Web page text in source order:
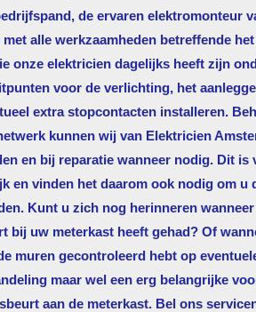
de ervaren elektromonteur
met alle werkzaamheden betreffende
onze elektricien dagelijks heeft zijn
voor de verlichting, het
extra stopcontacten installeren.
kunnen wij van Elektricien
en bij reparatie wanneer nodig. Dit is
en vinden het daarom ook nodig om u
Kunt u zich nog herinneren
bij uw meterkast heeft gehad? Of
muren gecontroleerd hebt op
maar wel een erg belangrijke
aan de meterkast. Bel ons